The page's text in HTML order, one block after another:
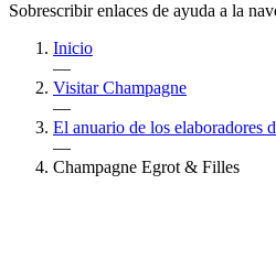
Sobrescribir enlaces de ayuda a la
Inicio
—
Visitar Champagne
—
El anuario de los elaboradores
—
Champagne Egrot & Filles